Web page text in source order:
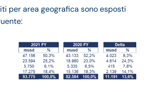
per area geografica sono esposti